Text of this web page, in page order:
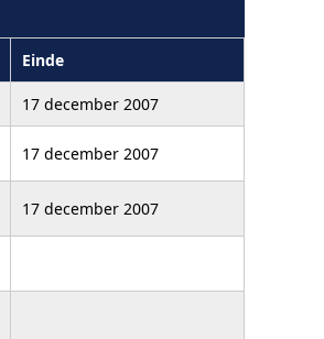
Einde
17 december 2007
17 december 2007
17 december 2007